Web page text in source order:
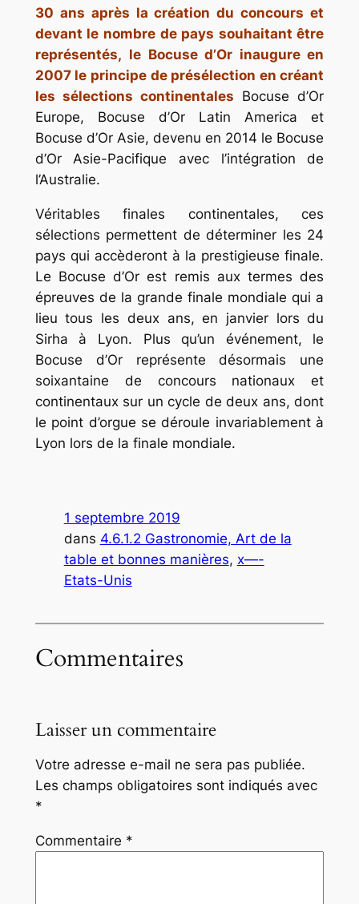
30 ans après la création du concours et
devant le nombre de pays souhaitant être
représentés, le Bocuse d’Or inaugure en
2007 le principe de présélection en créant
les sélections continentales Bocuse d’Or
Europe, Bocuse d’Or Latin America et
Bocuse d’Or Asie, devenu en 2014 le Bocuse
d’Or Asie-Pacifique avec l’intégration de
l’Australie.
Véritables finales continentales, ces
sélections permettent de déterminer les 24
pays qui accèderont à la prestigieuse finale.
Le Bocuse d’Or est remis aux termes des
épreuves de la grande finale mondiale qui a
lieu tous les deux ans, en janvier lors du
Sirha à Lyon. Plus qu’un événement, le
Bocuse d’Or représente désormais une
soixantaine de concours nationaux et
continentaux sur un cycle de deux ans, dont
le point d’orgue se déroule invariablement à
Lyon lors de la finale mondiale.
1 septembre 2019
dans 4.6.1.2 Gastronomie, Art de la
table et bonnes manières, x—-
Etats-Unis
Commentaires
Laisser un commentaire
Votre adresse e-mail ne sera pas publiée.
Les champs obligatoires sont indiqués avec
*
Commentaire *